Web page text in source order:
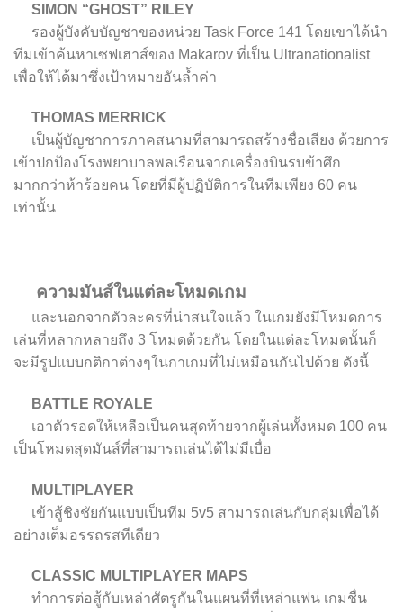
SIMON “GHOST” RILEY
รองผู้บังคับบัญชาของหน่วย Task Force 141 โดยเขาได้นำ
ทีมเข้าค้นหาเซฟเฮาส์ของ Makarov ที่เป็น Ultranationalist
เพื่อให้ได้มาซึ่งเป้าหมายอันล้ำค่า
THOMAS MERRICK
เป็นผู้บัญชาการภาคสนามที่สามารถสร้างชื่อเสียง ด้วยการ
เข้าปกป้องโรงพยาบาลพลเรือนจากเครื่องบินรบข้าศึก
มากกว่าห้าร้อยคน โดยที่มีผู้ปฏิบัติการในทีมเพียง 60 คน
เท่านั้น
ความมันส์ในแต่ละโหมดเกม
และนอกจากตัวละครที่น่าสนใจแล้ว ในเกมยังมีโหมดการ
เล่นที่หลากหลายถึง 3 โหมดด้วยกัน โดยในแต่ละโหมดนั้นก็
จะมีรูปแบบกติกาต่างๆในกาเกมที่ไม่เหมือนกันไปด้วย ดังนี้
BATTLE ROYALE
เอาตัวรอดให้เหลือเป็นคนสุดท้ายจากผู้เล่นทั้งหมด 100 คน
เป็นโหมดสุดมันส์ที่สามารถเล่นได้ไม่มีเบื่อ
MULTIPLAYER
เข้าสู้ชิงชัยกันแบบเป็นทีม 5v5 สามารถเล่นกับกลุ่มเพื่อได้
อย่างเต็มอรรถรสทีเดียว
CLASSIC MULTIPLAYER MAPS
ทำการต่อสู้กับเหล่าศัตรูกันในแผนที่ที่เหล่าแฟน เกมชื่น